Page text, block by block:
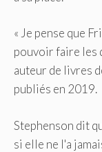
« Je pense que
pouvoir faire les
auteur de livres
publiés en 2019.
Stephenson dit
si elle ne l'a